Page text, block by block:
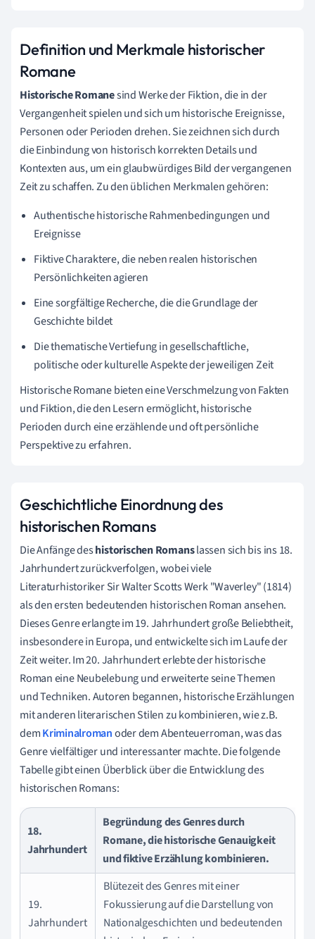
Definition und Merkmale historischer
Romane
Historische Romanesind Werke der Fiktion, die in der
Vergangenheit spielen und sich um historische Ereignisse,
Personen oder Perioden drehen. Sie zeichnen sich durch
die Einbindung von historisch korrekten Details und
Kontexten aus, um ein glaubwürdiges Bild der vergangenen
Zeit zu schaffen. Zu den üblichen Merkmalen gehören:
Authentische historische Rahmenbedingungen und
Ereignisse
Fiktive Charaktere, die neben realen historischen
Persönlichkeiten agieren
Eine sorgfältige Recherche, die die Grundlage der
Geschichte bildet
Die thematische Vertiefung in gesellschaftliche,
politische oder kulturelle Aspekte der jeweiligen Zeit
Historische Romane bieten eine Verschmelzung von Fakten
und Fiktion, die den Lesern ermöglicht, historische
Perioden durch eine erzählende und oft persönliche
Perspektive zu erfahren.
Geschichtliche Einordnung des
historischen Romans
Die Anfänge deshistorischen Romanslassen sich bis ins 18.
Jahrhundert zurückverfolgen, wobei viele
Literaturhistoriker Sir Walter Scotts Werk "Waverley" (1814)
als den ersten bedeutenden historischen Roman ansehen.
Dieses Genre erlangte im 19. Jahrhundert große Beliebtheit,
insbesondere in Europa, und entwickelte sich im Laufe der
Zeit weiter. Im 20. Jahrhundert erlebte der historische
Roman eine Neubelebung und erweiterte seine Themen
und Techniken. Autoren begannen, historische Erzählungen
mit anderen literarischen Stilen zu kombinieren, wie z.B.
demKriminalromanoder dem Abenteuerroman, was das
Genre vielfältiger und interessanter machte. Die folgende
Tabelle gibt einen Überblick über die Entwicklung des
historischen Romans:
18.
Jahrhundert
Begründung des Genres durch
Romane, die historische Genauigkeit
und fiktive Erzählung kombinieren.
19.
Jahrhundert
Blütezeit des Genres mit einer
Fokussierung auf die Darstellung von
Nationalgeschichten und bedeutenden